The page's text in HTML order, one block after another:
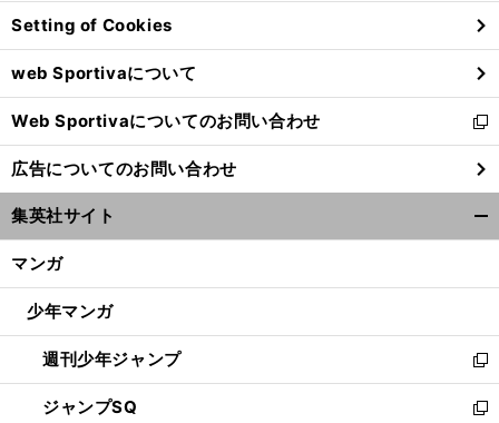
ド
ウ
で
開
く
Setting of Cookies
web Sportivaについて
Web Sportivaについてのお問い合わせ
新
し
い
ウ
ィ
ン
ウ
開
く
広告についてのお問い合わせ
集英社サイト
マンガ
少年マンガ
週刊少年ジャンプ
新
し
い
ジャンプSQ
新